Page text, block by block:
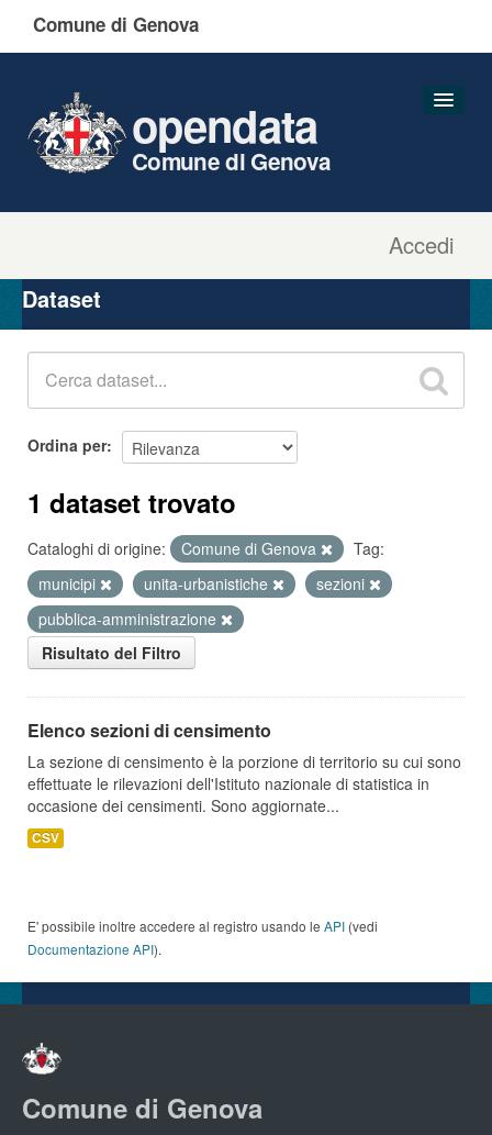
Comune di Genova
Accedi
opendata
Comune di Genova
Organizzazioni
Gruppi
Dataset
Ordina per
1 dataset trovato
Cataloghi di origine: Comune di Genova
Tag:
municipi
unita-urbanistiche
sezioni
pubblica-amministrazione
Risultato del Filtro
Elenco sezioni di censimento
La sezione di censimento è la porzione di territorio su cui sono
effettuate le rilevazioni dell'Istituto nazionale di statistica in
occasione dei censimenti. Sono aggiornate...
CSV
E' possibile inoltre accedere al registro usando le API (vedi
Documentazione API).
Comune di Genova